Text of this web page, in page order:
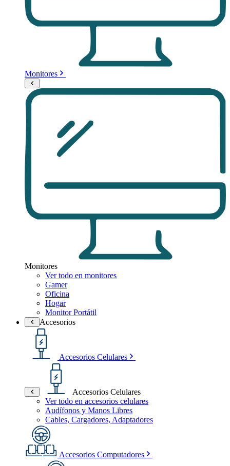
Monitores
Monitores
Ver todo en monitores
Gamer
Oficina
Hogar
Monitor Portátil
Accesorios
Accesorios Celulares
Accesorios Celulares
Ver todo en accesorios celulares
Audífonos y Manos Libres
Cables, Cargadores, Adaptadores
Accesorios Computadores